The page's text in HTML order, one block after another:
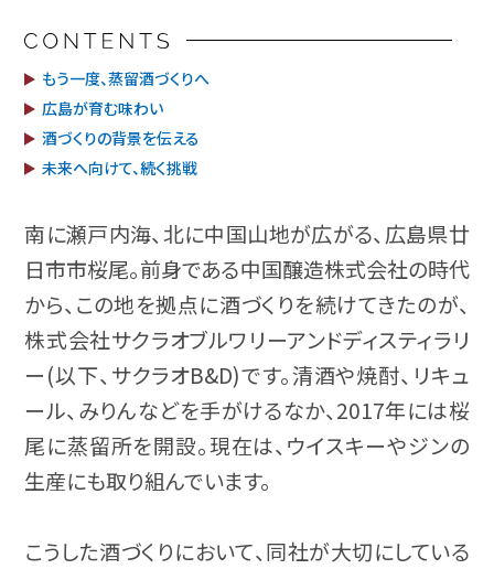
もう一度、蒸留酒づくりへ
広島が育む味わい
酒づくりの背景を伝える
未来へ向けて、続く挑戦
南に瀬戸内海、北に中国山地が広がる、広島県廿
日市市桜尾。前身である中国醸造株式会社の時代
から、この地を拠点に酒づくりを続けてきたのが、
株式会社サクラオブルワリーアンドディスティラリ
ー(以下、サクラオB&D)です。清酒や焼酎、リキュ
ール、みりんなどを手がけるなか、2017年には桜
尾に蒸留所を開設。現在は、ウイスキーやジンの
生産にも取り組んでいます。
こうした酒づくりにおいて、同社が大切にしている